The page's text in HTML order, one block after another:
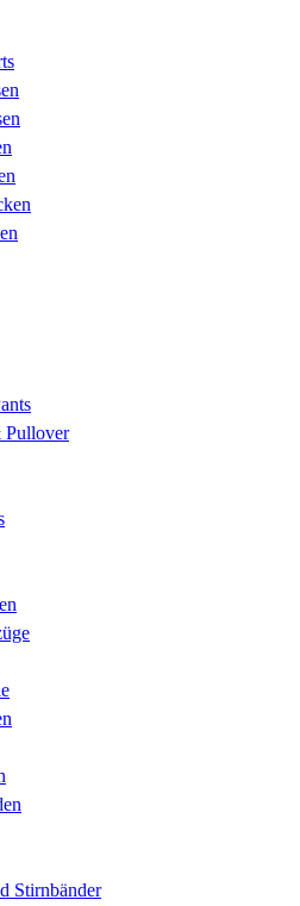
Pullover
Stirnbänder